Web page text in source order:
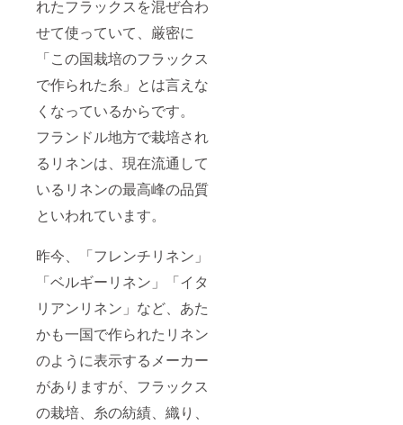
れたフラックスを混ぜ合わ
せて使っていて、厳密に
「この国栽培のフラックス
で作られた糸」とは言えな
くなっているからです。
フランドル地方で栽培され
るリネンは、現在流通して
いるリネンの最高峰の品質
といわれています。
昨今、「フレンチリネン」
「ベルギーリネン」「イタ
リアンリネン」など、あた
かも一国で作られたリネン
のように表示するメーカー
がありますが、フラックス
の栽培、糸の紡績、織り、